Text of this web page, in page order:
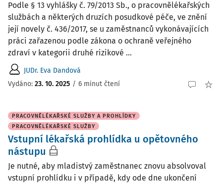
Podle § 13 vyhlášky č. 79/2013 Sb., o pracovnělékařských
službách a některých druzích posudkové péče, ve znění
její novely č. 436/2017, se u zaměstnanců vykonávajících
práci zařazenou podle zákona o ochraně veřejného
zdraví v kategorii druhé rizikové ...
JUDr. Eva Dandová
Vydáno: 23. 10. 2025 / 6 minut čtení
PRACOVNĚLÉKAŘSKÉ SLUŽBY A PROHLÍDKY
PRACOVNĚLÉKAŘSKÉ SLUŽBY
Vstupní lékařská prohlídka u opětovného
nástupu
Je nutné, aby mladistvý zaměstnanec znovu absolvoval
vstupní prohlídku i v případě, kdy ode dne ukončení